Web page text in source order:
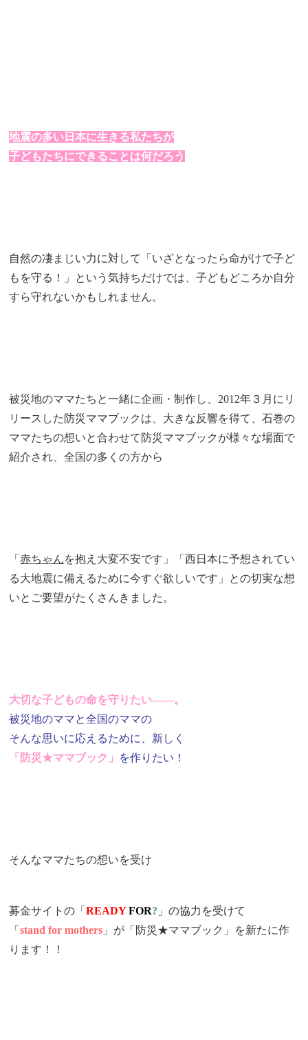
地震の多い日本に生きる私たちが
子どもたちにできることは何だろう
自然の凄まじい力に対して「いざとなったら命がけで子ど
もを守る！」という気持ちだけでは、子どもどころか自分
すら守れないかもしれません。
被災地のママたちと一緒に企画・制作し、2012年３月にリ
リースした防災ママブックは、大きな反響を得て、石巻の
ママたちの想いと合わせて防災ママブックが様々な場面で
紹介され、全国の多くの方から
「赤ちゃんを抱え大変不安です」「西日本に予想されてい
る大地震に備えるために今すぐ欲しいです」との切実な想
いとご要望がたくさんきました。
大切な子どもの命を守りたい――。
被災地のママと全国のママの
そんな思いに応えるために、新しく
「防災★ママブック」 を作りたい！
そんなママたちの想いを受け
募金サイトの「READYFOR? 」の協力を受けて
「stand for mothers 」が「防災★ママブック」を新たに作
ります！！